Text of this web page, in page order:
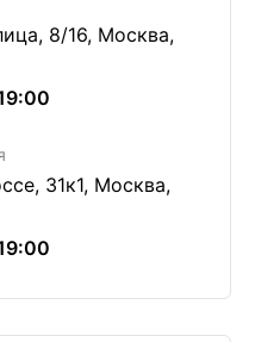
8/16, Москва,
31к1, Москва,